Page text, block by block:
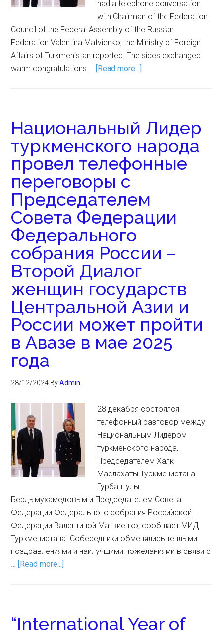
had a telephone conversation
with Chairman of the Federation
Council of the Federal Assembly of the Russian
Federation Valentina Matvienko, the Ministry of Foreign
Affairs of Turkmenistan reported. The sides exchanged
warm congratulations … [Read more...]
Национальный Лидер
туркменского народа
провел телефонные
переговоры с
Председателем
Совета Федерации
Федерального
собрания России –
Второй Диалог
женщин государств
Центральной Азии и
России может пройти
в Авазе в мае 2025
года
28/12/2024 ByAdmin
28 декабря состоялся
телефонный разговор между
Национальным Лидером
туркменского народа,
Председателем Халк
Маслахаты Туркменистана
Гурбангулы
Бердымухамедовым и Председателем Совета
Федерации Федерального собрания Российской
Федерации Валентиной Матвиенко, сообщает МИД
Туркменистана. Собеседники обменялись теплыми
поздравлениями и наилучшими пожеланиями в связи с
… [Read more...]
“International Year of